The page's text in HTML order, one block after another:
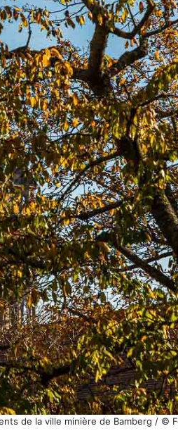
de la ville minière de Bamberg / ©